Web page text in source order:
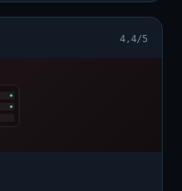
4,4/5